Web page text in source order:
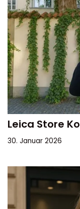
Leica Store
30. Januar 2026